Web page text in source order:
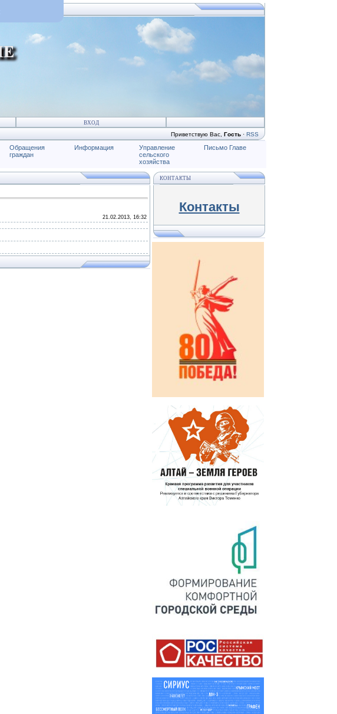
ВХОД
Приветствую Вас Гость · RSS
Обращения
граждан
Информация
Управление
сельского
хозяйства
Письмо Главе
21.02.2013, 16:32
КОНТАКТЫ
Контакты